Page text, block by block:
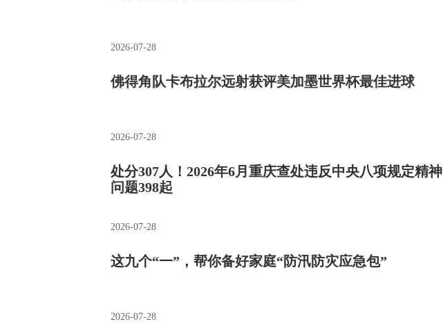
2026-07-28
佛得角队卡布拉尔远射获评美加墨世界杯最佳进球
2026-07-28
处分307人！2026年6月重庆查处违反中央八项规定精神
问题398起
2026-07-28
这九个“一”，帮你备好家庭“防汛防灾应急包”
2026-07-28